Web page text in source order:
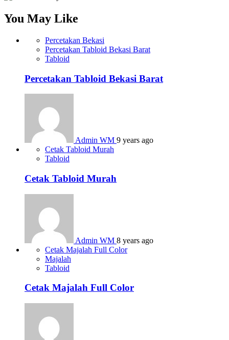
You May Like
Percetakan Bekasi
Percetakan Tabloid Bekasi Barat
Tabloid
Percetakan Tabloid Bekasi Barat
Admin WM 9 years ago
Cetak Tabloid Murah
Tabloid
Cetak Tabloid Murah
Admin WM 8 years ago
Cetak Majalah Full Color
Majalah
Tabloid
Cetak Majalah Full Color